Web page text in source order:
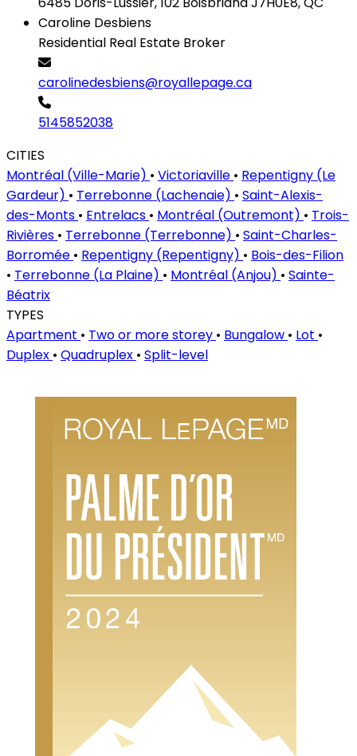
Caroline Desbiens
Residential Real Estate Broker
carolinedesbiens@royallepage.ca
5145852038
CITIES
Montréal (Ville-Marie) • Victoriaville • Repentigny (Le
Gardeur) • Terrebonne (Lachenaie) • Saint-Alexis-
des-Monts • Entrelacs • Montréal (Outremont) • Trois-
Rivières • Terrebonne (Terrebonne) • Saint-Charles-
Borromée • Repentigny (Repentigny) • Bois-des-Filion
• Terrebonne (La Plaine) • Montréal (Anjou) • Sainte-
Béatrix
TYPES
Apartment • Two or more storey • Bungalow • Lot •
Duplex • Quadruplex • Split-level